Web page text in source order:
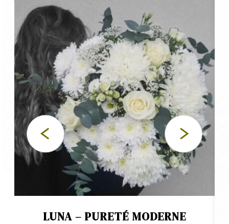
LUNA – PURETÉ MODERNE